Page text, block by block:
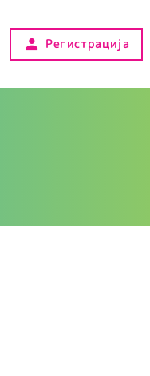
Регистрација